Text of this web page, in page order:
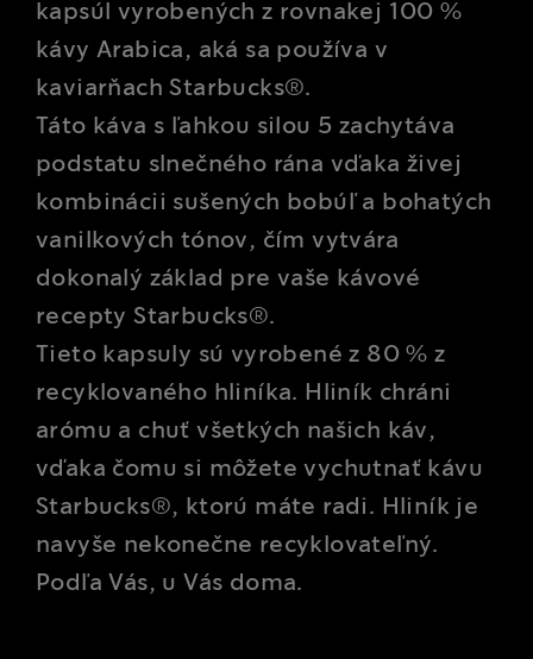
kapsúl vyrobených z rovnakej 100 %
kávy Arabica, aká sa používa v
kaviarňach Starbucks®.
Táto káva s ľahkou silou 5 zachytáva
podstatu slnečného rána vďaka živej
kombinácii sušených bobúľ a bohatých
vanilkových tónov, čím vytvára
dokonalý základ pre vaše kávové
recepty Starbucks®.
Tieto kapsuly sú vyrobené z 80 % z
recyklovaného hliníka. Hliník chráni
arómu a chuť všetkých našich káv,
vďaka čomu si môžete vychutnať kávu
Starbucks®, ktorú máte radi. Hliník je
navyše nekonečne recyklovateľný.
Podľa Vás, u Vás doma.